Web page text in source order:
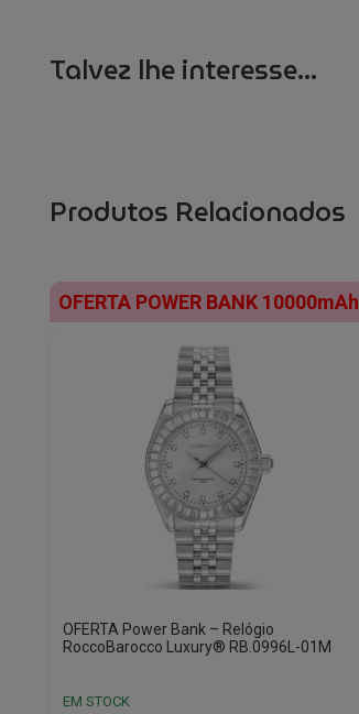
Talvez lhe interesse...
Produtos Relacionados
OFERTA POWER BANK 10000mAh
OFERTA Power Bank – Relógio
RoccoBarocco Luxury® RB.0996L-01M
EM STOCK